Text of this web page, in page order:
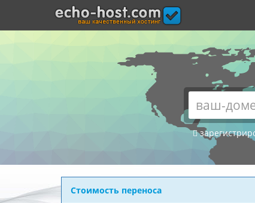
echo-
host.com
Стоимость переноса